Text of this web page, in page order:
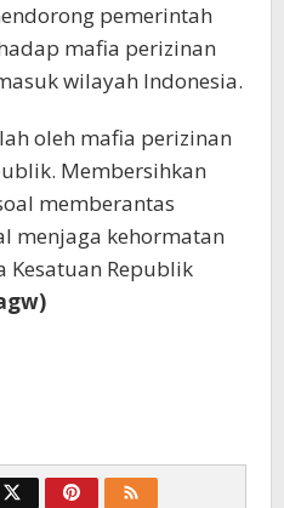
pemerintah
mafia perizinan
wilayah Indonesia.
oleh mafia perizinan
Membersihkan
memberantas
menjaga kehormatan
Kesatuan Republik